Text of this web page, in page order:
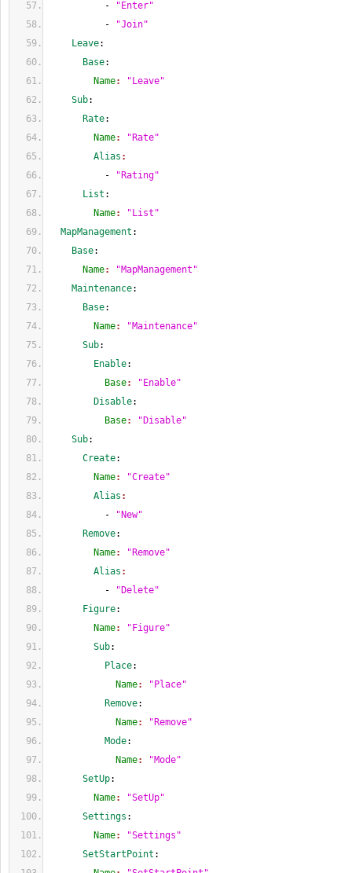
-
"Enter"
-
"Join"
Leave:
Base:
Name:
"Leave"
Sub:
Rate:
Name:
"Rate"
Alias :
-
"Rating"
List :
Name:
"List"
MapManagement :
Base:
Name:
"MapManagement"
Maintenance:
Base:
Name:
"Maintenance"
Sub:
Enable:
Base:
"Enable"
Disable:
Base:
"Disable"
Sub:
Create:
Name:
"Create"
Alias :
-
"New"
Remove:
Name:
"Remove"
Alias :
-
"Delete"
Figure:
Name:
"Figure"
Sub:
Place:
Name:
"Place"
Remove:
Name:
"Remove"
Mode:
Name:
"Mode"
SetUp:
Name:
"SetUp"
Settings :
Name:
"Settings"
SetStartPoint :